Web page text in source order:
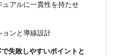
アルに一貫性を持たせ
ョンと導線設計
失敗しやすいポイントと